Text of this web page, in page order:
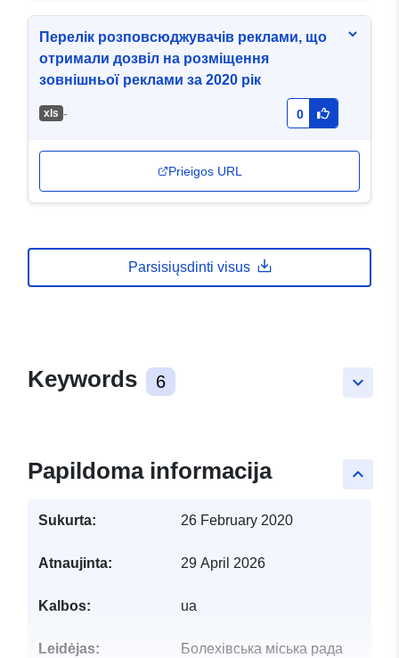
Перелік розповсюджувачів реклами, що
отримали дозвіл на розміщення
зовнішньої реклами за 2020 рік
хls - 0
Prieigos URL
Parsisiųsdinti visus
keyboard_arrow_down
Keywords 6
keyboard_arrow_up
Papildoma informacija
Sukurta: 26 February 2020
Atnaujinta: 29 April 2026
Kalbos: ua
Leidėjas: Болехівська міська рада